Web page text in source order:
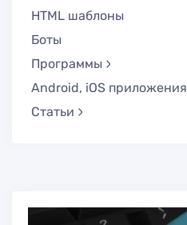
HTML шаблоны
Боты
Программы
Android, iOS приложения
Статьи